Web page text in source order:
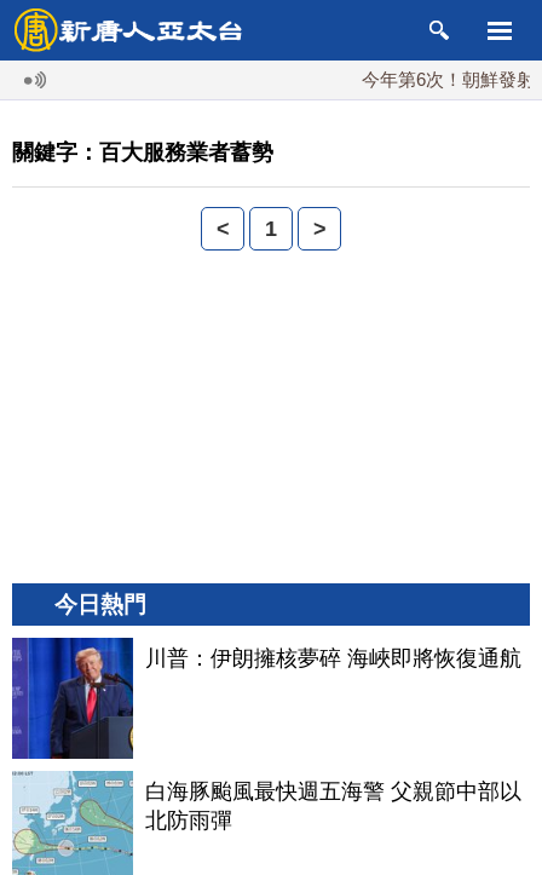
今年第6次！朝鮮發射
關鍵字：百大服務業者蓄勢
< 1 >
今日熱門
川普：伊朗擁核夢碎 海峽即將恢復通航
白海豚颱風最快週五海警 父親節中部以
北防雨彈